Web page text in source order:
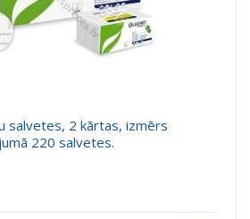
salvetes, 2 kārtas, izmērs
220 salvetes.